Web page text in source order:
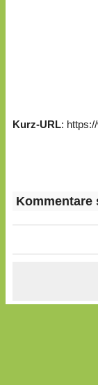
Kurz-URL:
Kommentare